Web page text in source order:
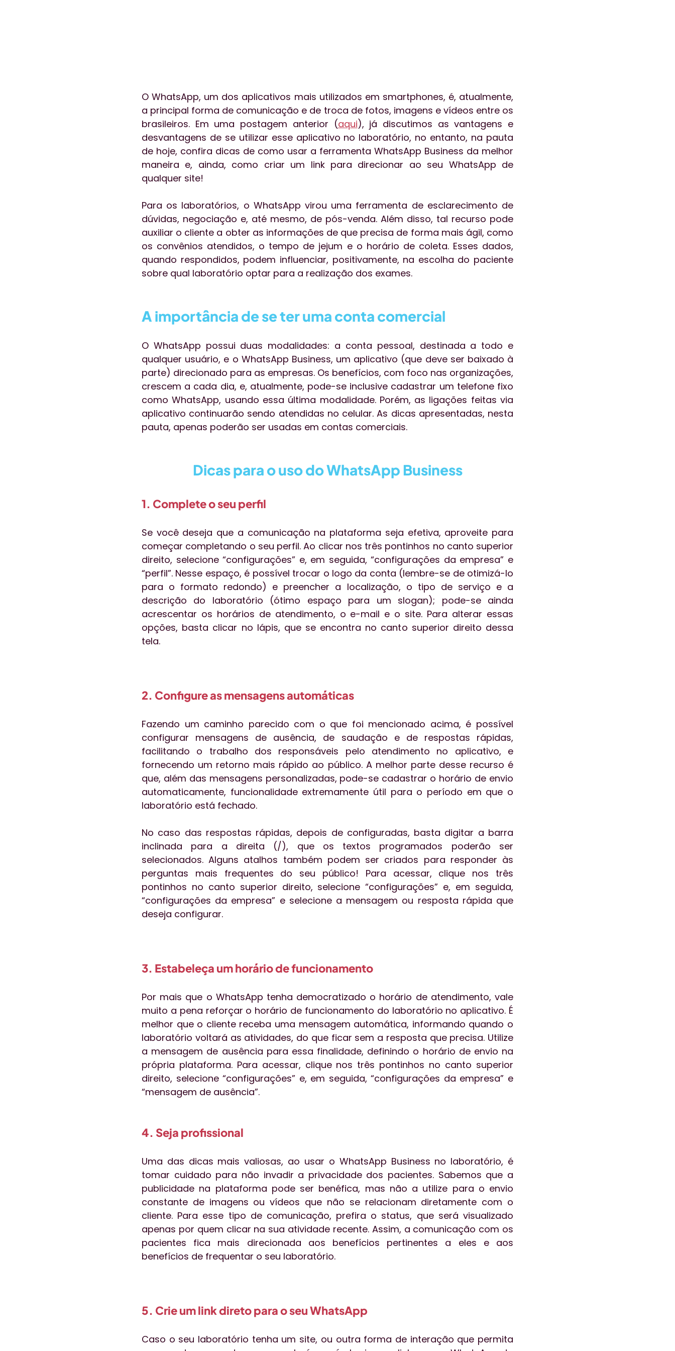
O WhatsApp, um dos aplicativos mais utilizados em smartphones, é, atualmente,
a principal forma de comunicação e de troca de fotos, imagens e vídeos entre os
brasileiros. Em uma postagem anterior (aqui), já discutimos as vantagens e
desvantagens de se utilizar esse aplicativo no laboratório, no entanto, na pauta
de hoje, confira dicas de como usar a ferramenta WhatsApp Business da melhor
maneira e, ainda, como criar um link para direcionar ao seu WhatsApp de
qualquer site!
Para os laboratórios, o WhatsApp virou uma ferramenta de esclarecimento de
dúvidas, negociação e, até mesmo, de pós-venda. Além disso, tal recurso pode
auxiliar o cliente a obter as informações de que precisa de forma mais ágil, como
os convênios atendidos, o tempo de jejum e o horário de coleta. Esses dados,
quando respondidos, podem influenciar, positivamente, na escolha do paciente
sobre qual laboratório optar para a realização dos exames.
A importância de se ter uma conta comercial
O WhatsApp possui duas modalidades: a conta pessoal, destinada a todo e
qualquer usuário, e o WhatsApp Business, um aplicativo (que deve ser baixado à
parte) direcionado para as empresas. Os benefícios, com foco nas organizações,
crescem a cada dia, e, atualmente, pode-se inclusive cadastrar um telefone fixo
como WhatsApp, usando essa última modalidade. Porém, as ligações feitas via
aplicativo continuarão sendo atendidas no celular. As dicas apresentadas, nesta
pauta, apenas poderão ser usadas em contas comerciais.
Dicas para o uso do WhatsApp Business
1. Complete o seu perfil
Se você deseja que a comunicação na plataforma seja efetiva, aproveite para
começar completando o seu perfil. Ao clicar nos três pontinhos no canto superior
direito, selecione “configurações” e, em seguida, “configurações da empresa” e
“perfil”. Nesse espaço, é possível trocar o logo da conta (lembre-se de otimizá-lo
para o formato redondo) e preencher a localização, o tipo de serviço e a
descrição do laboratório (ótimo espaço para um slogan); pode-se ainda
acrescentar os horários de atendimento, o e-mail e o site. Para alterar essas
opções, basta clicar no lápis, que se encontra no canto superior direito dessa
tela.
2. Configure as mensagens automáticas
Fazendo um caminho parecido com o que foi mencionado acima, é possível
configurar mensagens de ausência, de saudação e de respostas rápidas,
facilitando o trabalho dos responsáveis pelo atendimento no aplicativo, e
fornecendo um retorno mais rápido ao público. A melhor parte desse recurso é
que, além das mensagens personalizadas, pode-se cadastrar o horário de envio
automaticamente, funcionalidade extremamente útil para o período em que o
laboratório está fechado.
No caso das respostas rápidas, depois de configuradas, basta digitar a barra
inclinada para a direita (/), que os textos programados poderão ser
selecionados. Alguns atalhos também podem ser criados para responder às
perguntas mais frequentes do seu público! Para acessar, clique nos três
pontinhos no canto superior direito, selecione “configurações” e, em seguida,
“configurações da empresa” e selecione a mensagem ou resposta rápida que
deseja configurar.
3. Estabeleça um horário de funcionamento
Por mais que o WhatsApp tenha democratizado o horário de atendimento, vale
muito a pena reforçar o horário de funcionamento do laboratório no aplicativo. É
melhor que o cliente receba uma mensagem automática, informando quando o
laboratório voltará as atividades, do que ficar sem a resposta que precisa. Utilize
a mensagem de ausência para essa finalidade, definindo o horário de envio na
própria plataforma. Para acessar, clique nos três pontinhos no canto superior
direito, selecione “configurações” e, em seguida, “configurações da empresa” e
“mensagem de ausência”.
4. Seja profissional
Uma das dicas mais valiosas, ao usar o WhatsApp Business no laboratório, é
tomar cuidado para não invadir a privacidade dos pacientes. Sabemos que a
publicidade na plataforma pode ser benéfica, mas não a utilize para o envio
constante de imagens ou vídeos que não se relacionam diretamente com o
cliente. Para esse tipo de comunicação, prefira o status, que será visualizado
apenas por quem clicar na sua atividade recente. Assim, a comunicação com os
pacientes fica mais direcionada aos benefícios pertinentes a eles e aos
benefícios de frequentar o seu laboratório.
5. Crie um link direto para o seu WhatsApp
Caso o seu laboratório tenha um site, ou outra forma de interação que permita